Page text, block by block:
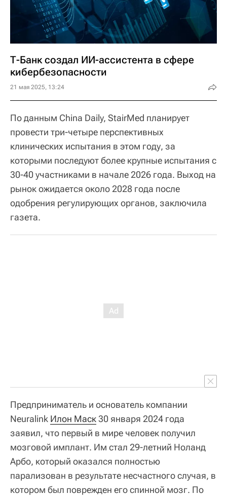
Т-Банк создал ИИ-ассистента в сфере
кибербезопасности
21 мая 2025, 13:24
По данным China Daily, StairMed планирует
провести три-четыре перспективных
клинических испытания в этом году, за
которыми последуют более крупные испытания с
30-40 участниками в начале 2026 года. Выход на
рынок ожидается около 2028 года после
одобрения регулирующих органов, заключила
газета.
Предприниматель и основатель компании
Neuralink Илон Маск30 января 2024 года
заявил, что первый в мире человек получил
мозговой имплант. Им стал 29-летний Ноланд
Арбо, который оказался полностью
парализован в результате несчастного случая, в
котором был поврежден его спинной мозг. По